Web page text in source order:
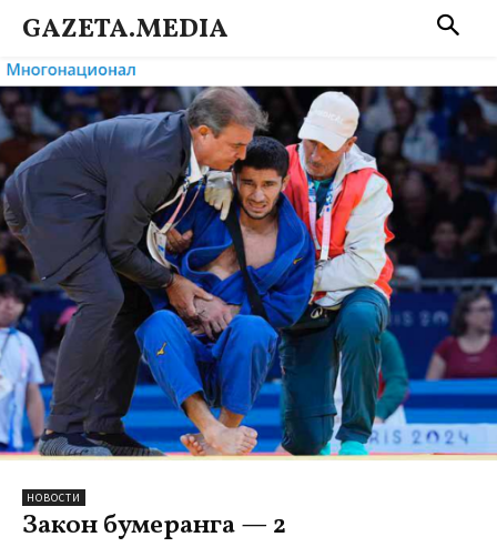
GAZETA.MEDIA
НОВОСТИ
Закон бумеранга — 2